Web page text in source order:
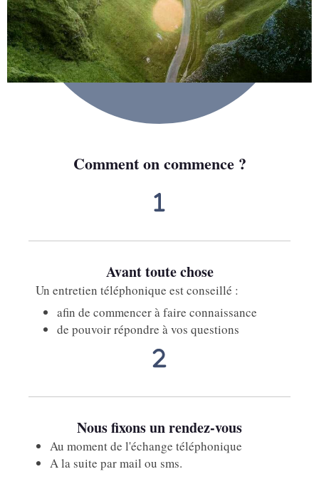
Comment on commence ?
Avant toute chose
Un entretien téléphonique est conseillé :
afin de commencer à faire connaissance
de pouvoir répondre à vos questions
Nous fixons un rendez-vous
Au moment de l'échange téléphonique
A la suite par mail ou sms.